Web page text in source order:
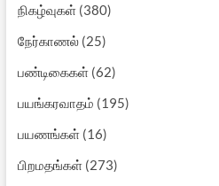
நிகழ்வுகள்(380)
நேர்காணல்(25)
பண்டிகைகள்(62)
பயங்கரவாதம் (195)
பயணங்கள்(16)
பிறமதங்கள்(273)